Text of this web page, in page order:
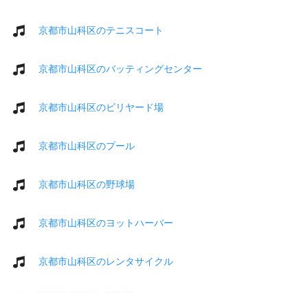
京都市山科区のテニスコート
京都市山科区のバッティングセンター
京都市山科区のビリヤード場
京都市山科区のプール
京都市山科区の野球場
京都市山科区のヨットハーバー
京都市山科区のレンタサイクル